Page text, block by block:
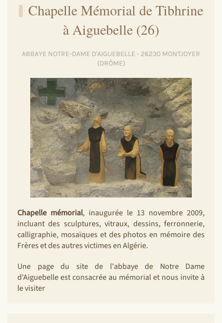
Chapelle Mémorial de Tibhrine
à Aiguebelle (26)
ABBAYE NOTRE-DAME D'AIGUEBELLE - 26230 MONTJOYER
(DRÔME)
Chapelle mémorial, inaugurée le 13 novembre 2009,
incluant des sculptures, vitraux, dessins, ferronnerie,
calligraphie, mosaïques et des photos en mémoire des
Frères et des autres victimes en Algérie.
Une page du site de l'abbaye de Notre Dame
d'Aiguebelle est consacrée au mémorial et nous invite à
le visiter